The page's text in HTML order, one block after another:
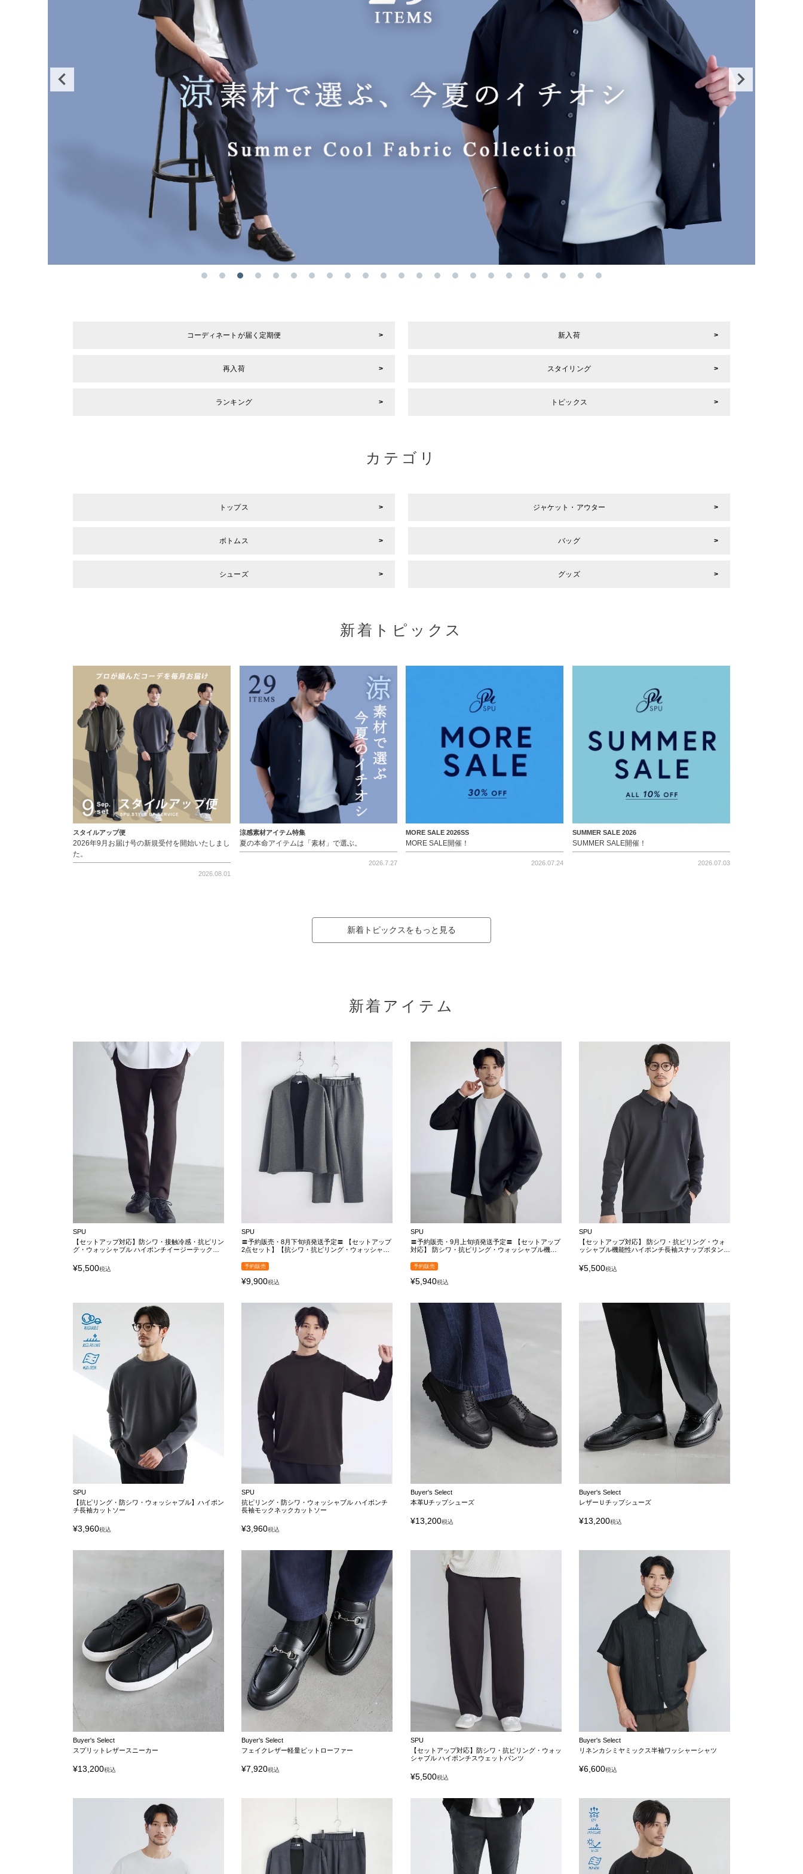
コーディネートが届く定期便 新入荷
再入荷 スタイリング
ランキング トピックス
カテゴリ
トップス ジャケット・アウター
ボトムス バッグ
シューズ グッズ
新着トピックス
スタイルアップ便
2026年9月お届け号の新規受付を開始いたしまし
た。
2026.08.01
涼感素材アイテム特集
夏の本命アイテムは「素材」で選ぶ。
2026.7.27
MORE SALE 2026SS
MORE SALE開催！
2026.07.24
SUMMER SALE 2026
SUMMER SALE開催！
2026.07.03
新着トピックスをもっと見る
新着アイテム
SPU
【セットアップ対応】防シワ・接触冷感・抗ピリン
グ・ウォッシャブル ハイポンチイージーテックパ
¥5,500税込
SPU
〓予約販売・8月下旬頃発送予定〓 【セットアップ
2点セット】【抗シワ・抗ピリング・ウォッシャブ
ンツ セットアップ
予約販売
¥9,900税込
SPU
〓予約販売・9月上旬頃発送予定〓 【セットアップ
対応】 防シワ・抗ピリング・ウォッシャブル機能
予約販売
¥5,940税込
SPU
【セットアップ対応】 防シワ・抗ピリング・ウォ
ッシャブル機能性ハイポンチ長袖スナップボタンポ
¥5,500税込
SPU
【抗ピリング・防シワ・ウォッシャブル】ハイポン
チ長袖カットソー
¥3,960税込
SPU
抗ピリング・防シワ・ウォッシャブル ハイポンチ
長袖モックネックカットソー
¥3,960税込
Buyer's Select
本革Uチップシューズ
¥13,200税込
Buyer's Select
レザーＵチップシューズ
¥13,200税込
Buyer's Select
スプリットレザースニーカー
¥13,200税込
Buyer's Select
フェイクレザー軽量ビットローファー
¥7,920税込
SPU
【セットアップ対応】防シワ・抗ピリング・ウォッ
シャブル ハイポンチスウェットパンツ
¥5,500税込
Buyer's Select
リネンカシミヤミックス半袖ワッシャーシャツ
¥6,600税込